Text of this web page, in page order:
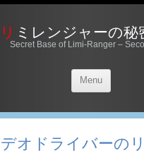
リミレンジャーの
Secret Base of Limi-Ranger –
Menu
オドライバーの